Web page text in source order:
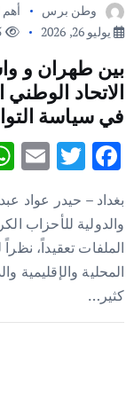
وطن برس أهم
يوليو 26, 2026
بين طهران و
الاتحاد
في سياسة
F
e
b
o
o
k
T
it
te
r
E
ai
l
بغداد – حيدر عواد
والدولية للأحزاب
الملفات تعقيداً،
المحلية والإقليمية
كثير…